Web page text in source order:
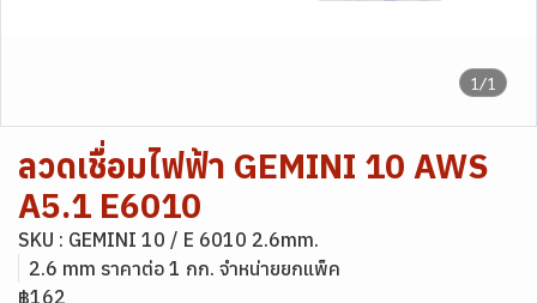
1/1
ลวดเชื่อมไฟฟ้า GEMINI 10 AWS
A5.1 E6010
SKU : GEMINI 10 / E 6010 2.6mm.
2.6 mm ราคาต่อ 1 กก. จำหน่ายยกแพ็ค
฿162